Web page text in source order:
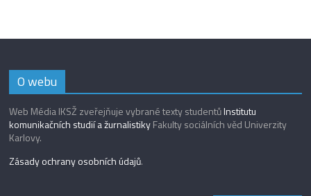
O webu
Web Média IKSŽ zveřejňuje vybrané texty studentůInstitutu
komunikačních studií a žurnalistikyFakulty sociálních věd Univerzity
Karlovy.
Zásady ochrany osobních údajů.